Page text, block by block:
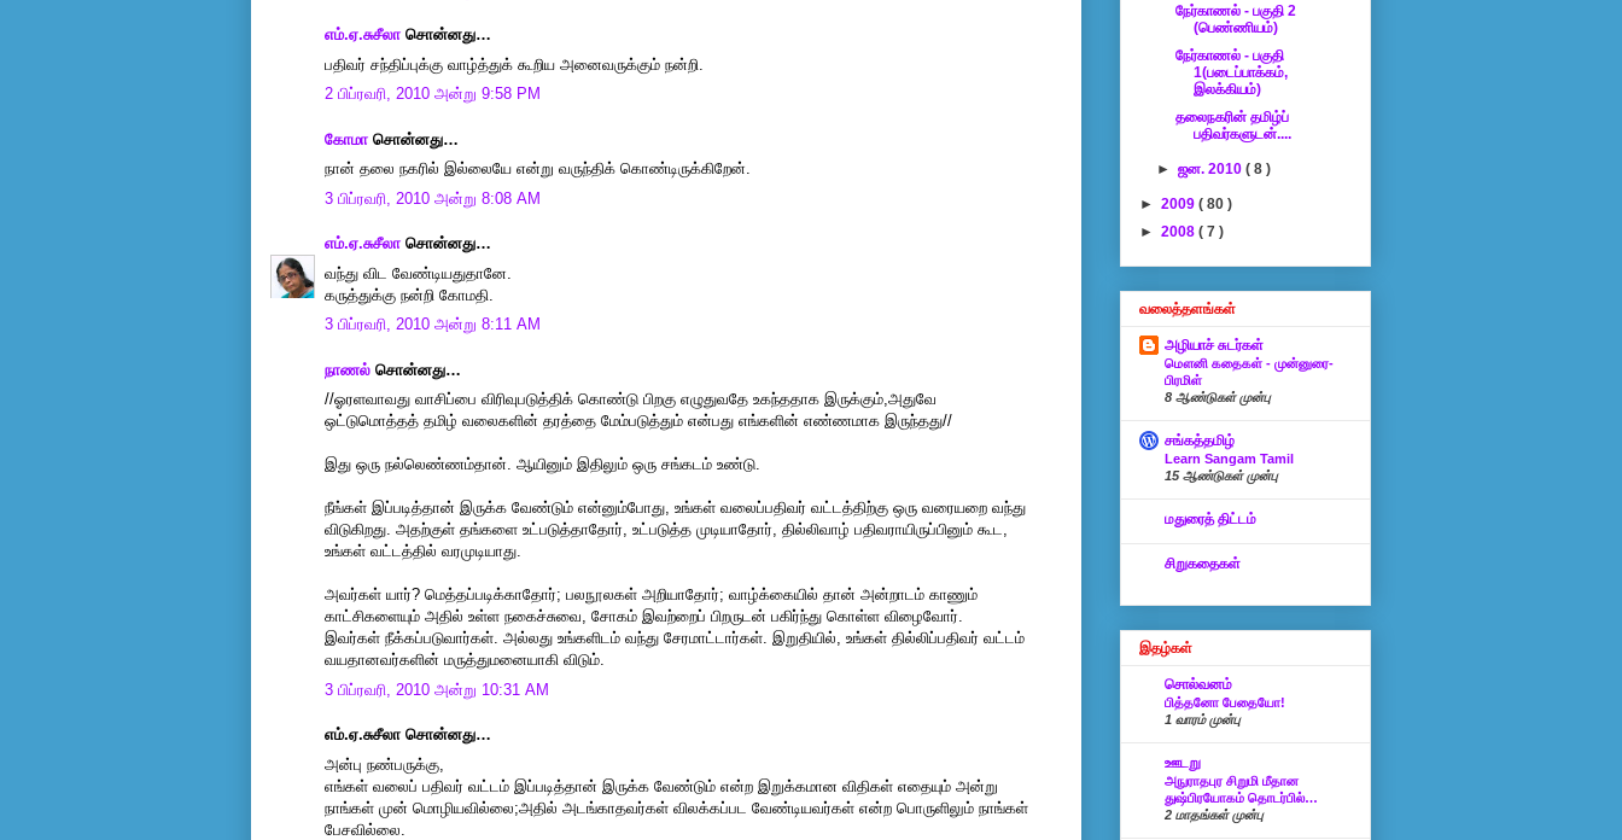
எம்.ஏ.சுசீலா சொன்னது…
பதிவர் சந்திப்புக்கு வாழ்த்துக் கூறிய அனைவருக்கும் நன்றி.
2 பிப்ரவரி, 2010 அன்று 9:58 PM
கோமா சொன்னது…
நான் தலை நகரில் இல்லையே என்று வருந்திக் கொண்டிருக்கிறேன்.
3 பிப்ரவரி, 2010 அன்று 8:08 AM
எம்.ஏ.சுசீலா சொன்னது…
வந்து விட வேண்டியதுதானே.
கருத்துக்கு நன்றி கோமதி.
3 பிப்ரவரி, 2010 அன்று 8:11 AM
நாணல் சொன்னது…
//ஓரளவாவது வாசிப்பை விரிவுபடுத்திக் கொண்டு பிறகு எழுதுவதே உகந்ததாக இருக்கும்,அதுவே
ஒட்டுமொத்தத் தமிழ் வலைகளின் தரத்தை மேம்படுத்தும் என்பது எங்களின் எண்ணமாக இருந்தது//
இது ஒரு நல்லெண்ணம்தான். ஆயினும் இதிலும் ஒரு சங்கடம் உண்டு.
நீங்கள் இப்படித்தான் இருக்க வேண்டும் என்னும்போது, உங்கள் வலைப்பதிவர் வட்டத்திற்கு ஒரு வரையறை வந்து
விடுகிறது. அதற்குள் தங்களை உட்படுத்தாதோர், உட்படுத்த முடியாதோர், தில்லிவாழ் பதிவராயிருப்பினும் கூட,
உங்கள் வட்டத்தில் வரமுடியாது.
அவர்கள் யார்? மெத்தப்படிக்காதோர்; பலநூலகள் அறியாதோர்; வாழ்க்கையில் தான் அன்றாடம் காணும்
காட்சிகளையும் அதில் உள்ள நகைச்சுவை, சோகம் இவற்றைப் பிறருடன் பகிர்ந்து கொள்ள விழைவோர்.
இவர்கள் நீக்கப்படுவார்கள். அல்லது உங்களிடம் வந்து சேரமாட்டார்கள். இறுதியில், உங்கள் தில்லிப்பதிவர் வட்டம்
வயதானவர்களின் மருத்துமனையாகி விடும்.
3 பிப்ரவரி, 2010 அன்று 10:31 AM
எம்.ஏ.சுசீலா சொன்னது…
அன்பு நண்பருக்கு,
எங்கள் வலைப் பதிவர் வட்டம் இப்படித்தான் இருக்க வேண்டும் என்ற இறுக்கமான விதிகள் எதையும் அன்று
நாங்கள் முன் மொழியவில்லை;அதில் அடங்காதவர்கள் விலக்கப்பட வேண்டியவர்கள் என்ற பொருளிலும் நாங்கள்
பேசவில்லை.
நேர்காணல் - பகுதி 2
(பெண்ணியம்)
நேர்காணல் - பகுதி
1(படைப்பாக்கம்,
இலக்கியம்)
தலைநகரின் தமிழ்ப்
பதிவர்களுடன்....
►ஜன. 2010( 8 )
► 2009 ( 80 )
► 2008 ( 7 )
வலைத்தளங்கள்
அழியாச் சுடர்கள்
மௌனி கதைகள் - முன்னுரை-
பிரமிள்
8 ஆண்டுகள் முன்பு
சங்கத்தமிழ்
Learn Sangam Tamil
15 ஆண்டுகள் முன்பு
மதுரைத் திட்டம்
சிறுகதைகள்
இதழ்கள்
சொல்வனம்
பித்தனோ பேதையோ!
1 வாரம் முன்பு
ஊடறு
அநுராதபுர சிறுமி மீதான
துஷ்பிரயோகம் தொடர்பில்…
2 மாதங்கள் முன்பு